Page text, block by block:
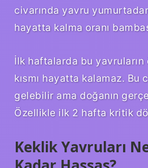
civarında yavru
hayatta kalma oranı
İlk haftalarda bu yavruların
kısmı hayatta kalamaz. Bu
gelebilir ama doğanın
Özellikle ilk 2 hafta kritik
Keklik Yavruları